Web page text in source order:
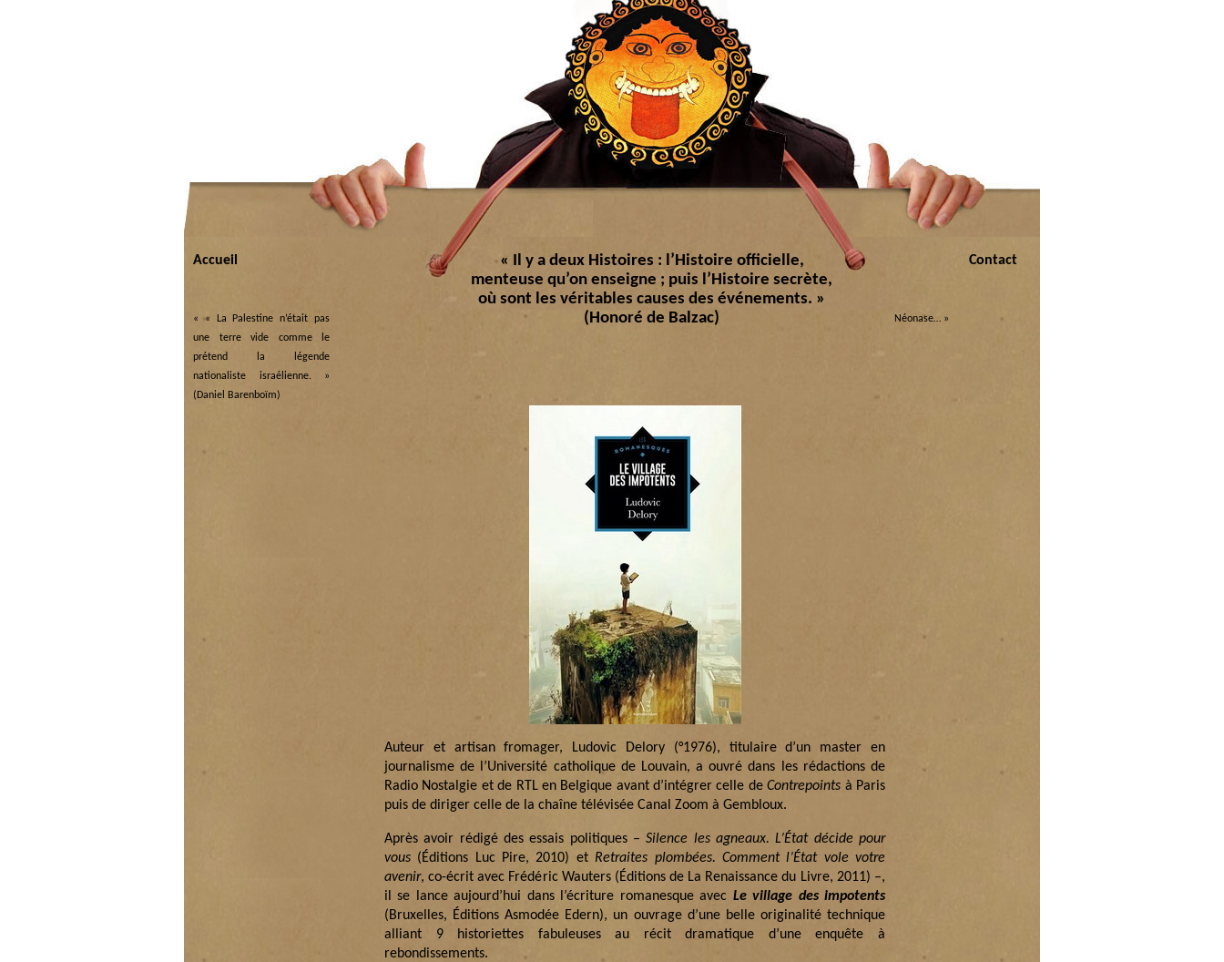
Accueil
« Il y a deux Histoires : l’Histoire officielle,
menteuse qu’on enseigne ; puis l’Histoire secrète,
où sont les véritables causes des événements. »
(Honoré de Balzac)
Contact
«« La Palestine n’était pas
une terre vide comme le
prétend la légende
nationaliste israélienne. »
(Daniel Barenboïm)
Néonase… »
Auteur et artisan fromager, Ludovic Delory (°1976), titulaire d’un master en
journalisme de l’Université catholique de Louvain, a ouvré dans les rédactions de
Radio Nostalgie et de RTL en Belgique avant d’intégrer celle deContrepoints à Paris
puis de diriger celle de la chaîne télévisée Canal Zoom à Gembloux.
Après avoir rédigé des essais politiques –Silence les agneaux. L’État décide pour
vous (Éditions Luc Pire, 2010) et Retraites plombées. Comment l’État vole votre
avenir, co-écrit avec Frédéric Wauters (Éditions de La Renaissance du Livre, 2011) –,
il se lance aujourd’hui dans l’écriture romanesque avec Le village des impotents
(Bruxelles, Éditions Asmodée Edern), un ouvrage d’une belle originalité technique
alliant 9 historiettes fabuleuses au récit dramatique d’une enquête à
rebondissements.